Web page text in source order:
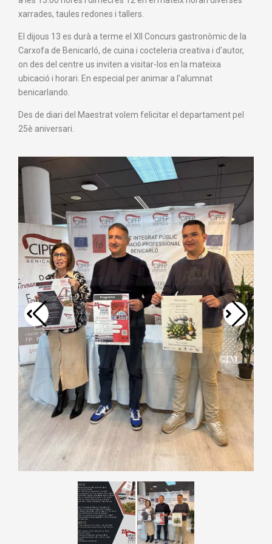
xarrades, taules redones i tallers.
El dijous 13 es durà a terme el XII Concurs gastronòmic de la
Carxofa de Benicarló, de cuina i cocteleria creativa i d’autor,
on des del centre us inviten a visitar-los en la mateixa
ubicació i horari. En especial per animar a l’alumnat
benicarlando.
Des de diari del Maestrat volem felicitar el departament pel
25è aniversari.